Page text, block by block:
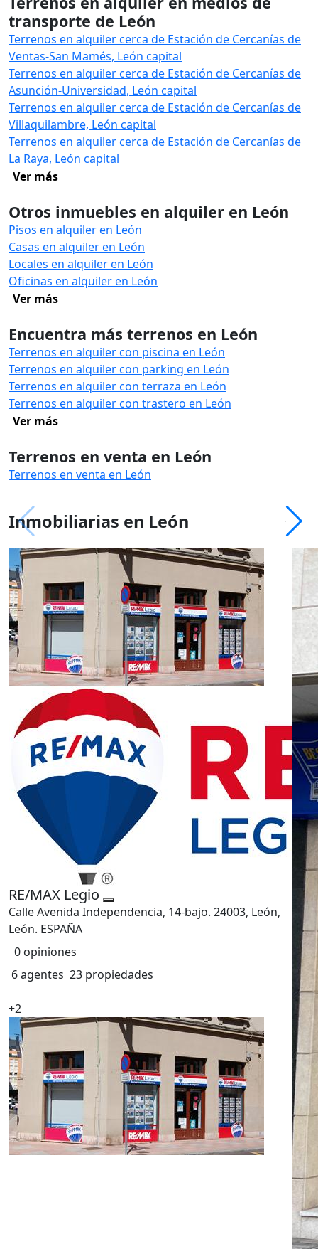
transporte de León
Terrenos en alquiler cerca de Estación de Cercanías de
Ventas-San Mamés, León capital
Terrenos en alquiler cerca de Estación de Cercanías de
Asunción-Universidad, León capital
Terrenos en alquiler cerca de Estación de Cercanías de
Villaquilambre, León capital
Terrenos en alquiler cerca de Estación de Cercanías de
La Raya, León capital
Ver más
Otros inmuebles en alquiler en León
Pisos en alquiler en León
Casas en alquiler en León
Locales en alquiler en León
Oficinas en alquiler en León
Ver más
Encuentra más terrenos en León
Terrenos en alquiler con piscina en León
Terrenos en alquiler con parking en León
Terrenos en alquiler con terraza en León
Terrenos en alquiler con trastero en León
Ver más
Terrenos en venta en León
Terrenos en venta en León
Inmobiliarias en León
RE/MAX Legio
Calle Avenida Independencia, 14-bajo. 24003, León,
León. ESPAÑA
0 opiniones
6 agentes 23 propiedades
+2